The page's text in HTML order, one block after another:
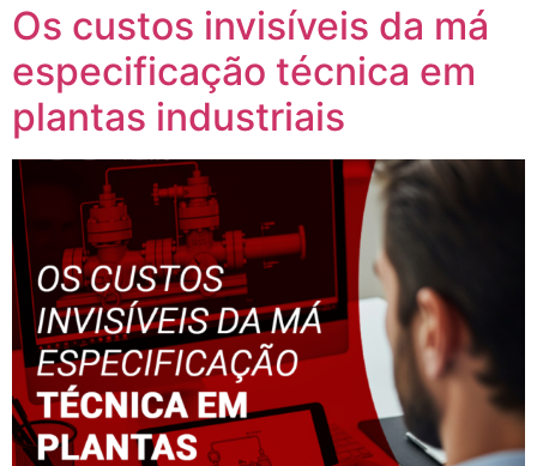
Os custos invisíveis da má
especificação técnica em
plantas industriais